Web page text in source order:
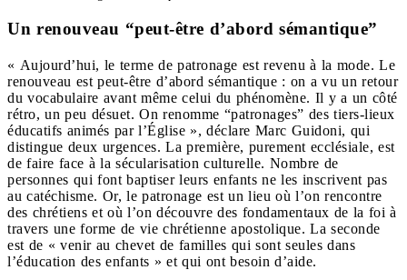
Un renouveau “peut-être d’abord sémantique”
« Aujourd’hui, le terme de patronage est revenu à la mode. Le
renouveau est peut-être d’abord sémantique : on a vu un retour
du vocabulaire avant même celui du phénomène. Il y a un côté
rétro, un peu désuet. On renomme “patronages” des tiers-lieux
éducatifs animés par l’Église », déclare Marc Guidoni, qui
distingue deux urgences. La première, purement ecclésiale, est
de faire face à la sécularisation culturelle. Nombre de
personnes qui font baptiser leurs enfants ne les inscrivent pas
au catéchisme. Or, le patronage est un lieu où l’on rencontre
des chrétiens et où l’on découvre des fondamentaux de la foi à
travers une forme de vie chrétienne apostolique. La seconde
est de « venir au chevet de familles qui sont seules dans
l’éducation des enfants » et qui ont besoin d’aide.